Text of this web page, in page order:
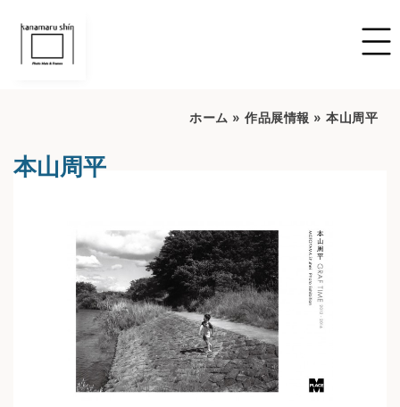
ホーム » 作品展情報 » 本山周平
本山周平